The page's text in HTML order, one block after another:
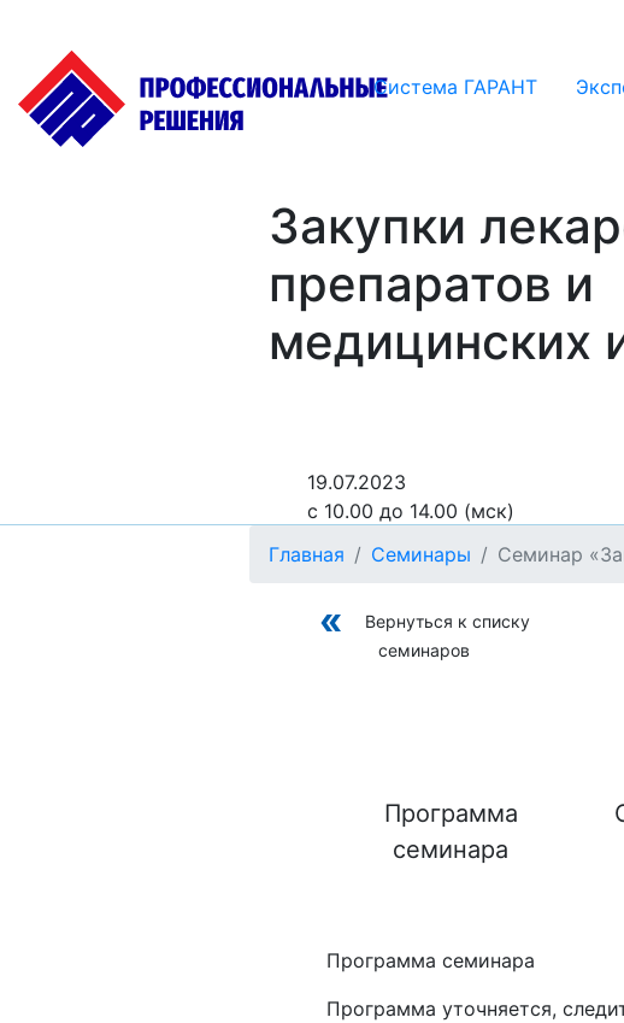
Система ГАРАНТ
Закупки
препаратов и
медицинских
19.07.2023
с 10.00 до 14.00 (мск)
Главная
Семинары Семинар
Вернуться к списку
семинаров
Программа
семинара
Программа семинара
Программа уточняется,